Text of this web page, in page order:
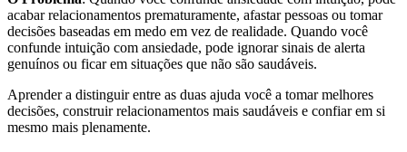
acabar relacionamentos prematuramente, afastar pessoas ou tomar
decisões baseadas em medo em vez de realidade. Quando você
confunde intuição com ansiedade, pode ignorar sinais de alerta
genuínos ou ficar em situações que não são saudáveis.
Aprender a distinguir entre as duas ajuda você a tomar melhores
decisões, construir relacionamentos mais saudáveis e confiar em si
mesmo mais plenamente.